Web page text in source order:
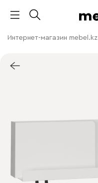
Интернет-магазин mebel.kz